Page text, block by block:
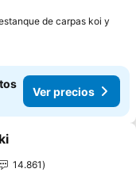
de carpas koi y
Ver precios
favoritos
14.861